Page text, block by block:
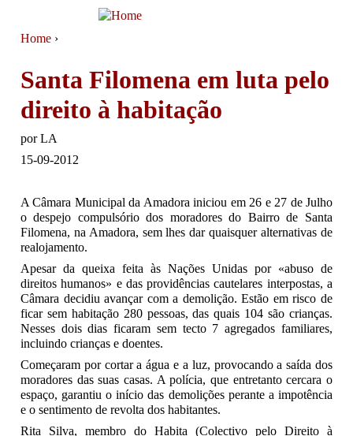
You are here
Home ›
Santa Filomena em luta pelo
direito à habitação
porLA
15-09-2012
A Câmara Municipal da Amadora iniciou em 26 e 27 de Julho
o despejo compulsório dos moradores do Bairro de Santa
Filomena, na Amadora, sem lhes dar quaisquer alternativas de
realojamento.
Apesar da queixa feita às Nações Unidas por «abuso de
direitos humanos» e das providências cautelares interpostas, a
Câmara decidiu avançar com a demo­lição. Estão em risco de
ficar sem habitação 280 pes­soas, das quais 104 são crianças.
Nesses dois dias ficaram sem tecto 7 agregados familiares,
incluindo crianças e doentes.
Começaram por cortar a água e a luz, provocando a saída dos
moradores das suas casas. A polícia, que entretanto cercara o
espaço, garantiu o início das demolições perante a impotência
e o sentimento de revolta dos habitantes.
Rita Silva, membro do Habita (Colectivo pelo Direito à